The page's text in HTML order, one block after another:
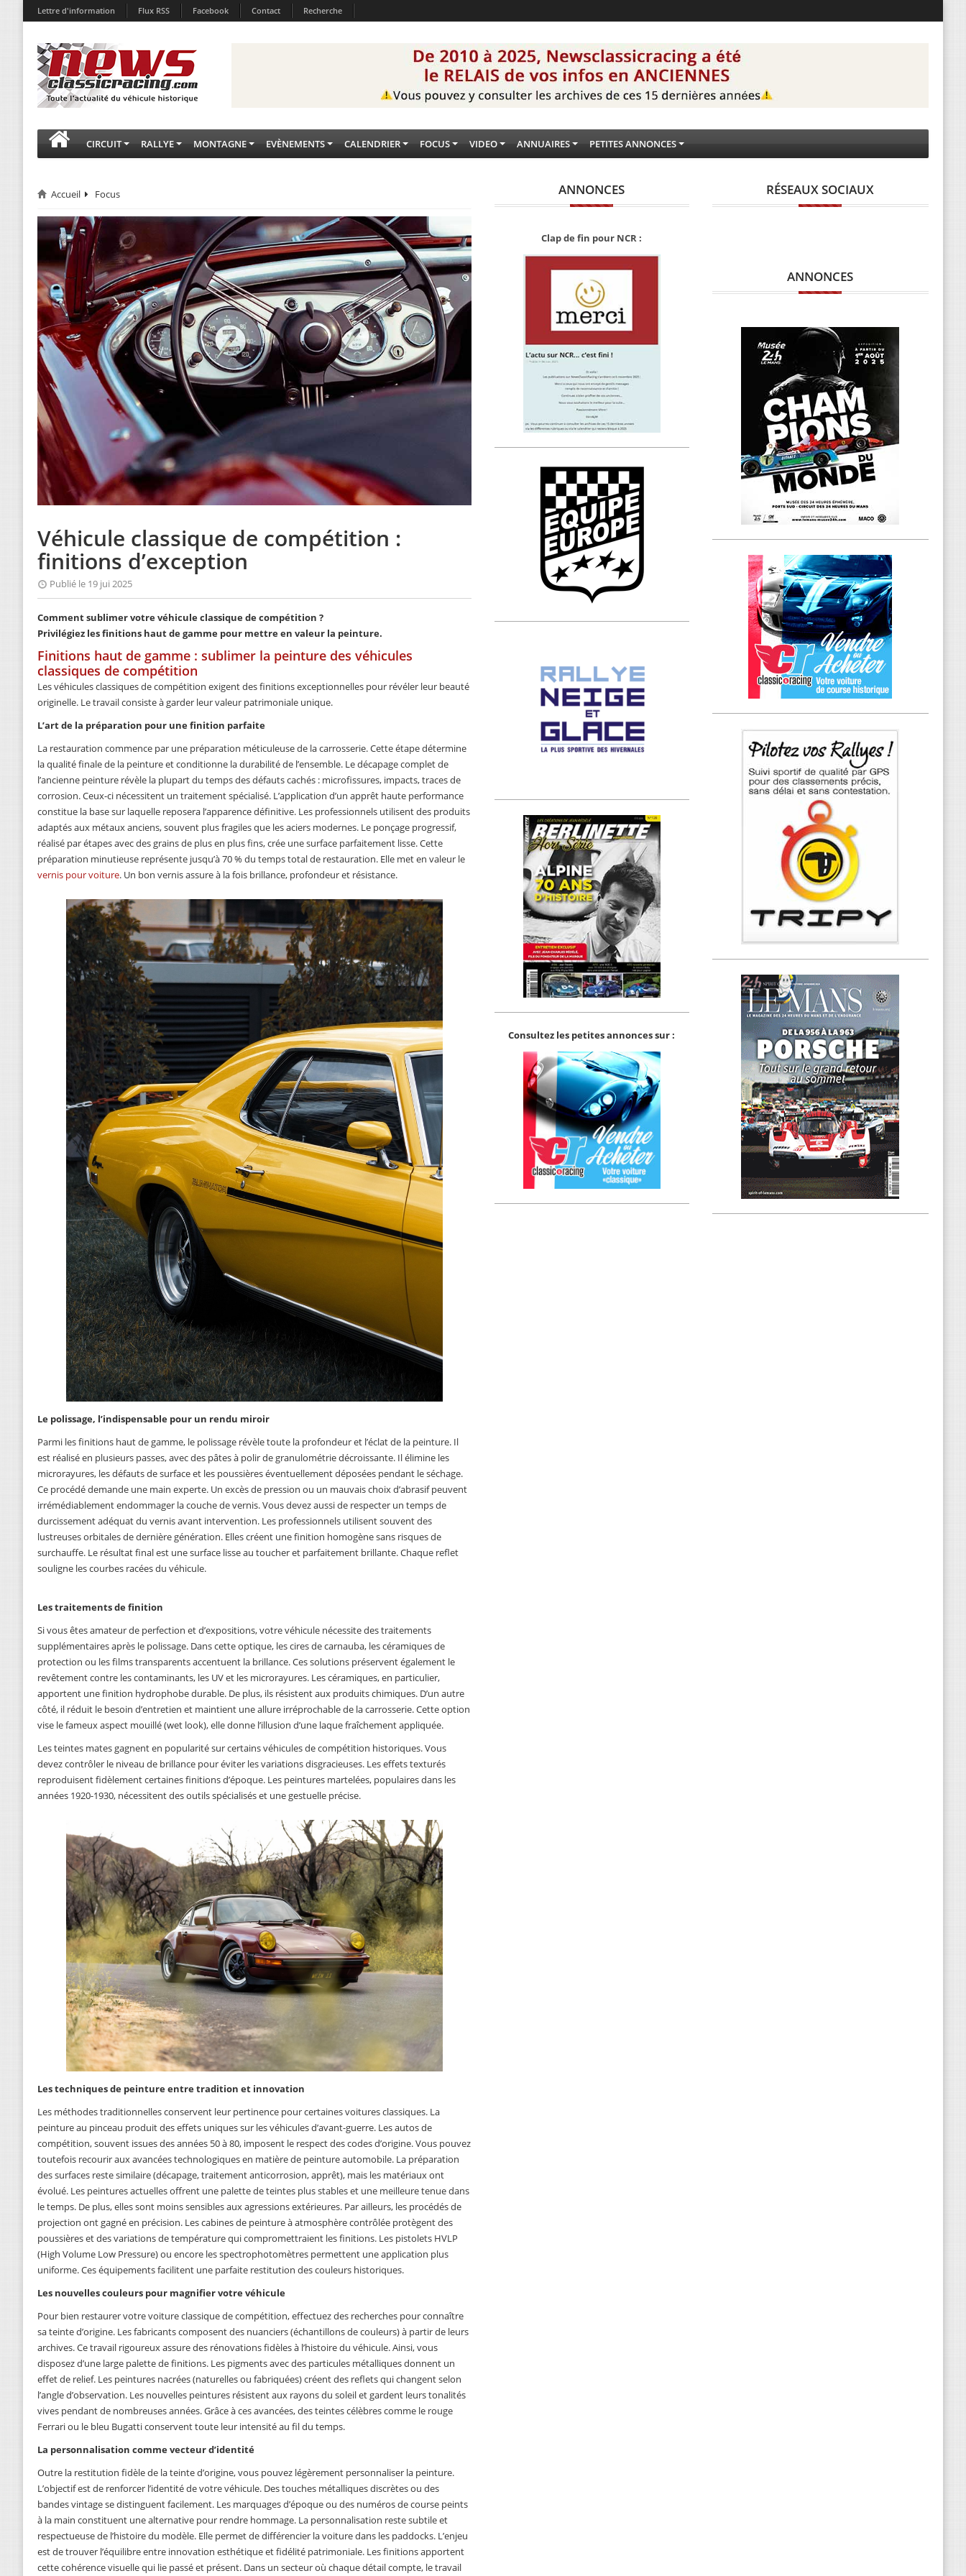
Lettre d'information Flux RSS Facebook Contact Recherche
CIRCUIT RALLYE MONTAGNE EVÈNEMENTS CALENDRIER FOCUS VIDEO ANNUAIRES PETITES ANNONCES
Accueil Focus
Véhicule classique de compétition :
finitions d’exception
Publié le 19 jui 2025
Comment sublimer votre véhicule classique de compétition ?
Privilégiez les finitions haut de gamme pour mettre en valeur la peinture.
Finitions haut de gamme : sublimer la peinture des véhicules
classiques de compétition
Les véhicules classiques de compétition exigent des finitions exceptionnelles pour révéler leur beauté
originelle. Le travail consiste à garder leur valeur patrimoniale unique.
L’art de la préparation pour une finition parfaite
La restauration commence par une préparation méticuleuse de la carrosserie. Cette étape détermine
la qualité finale de la peinture et conditionne la durabilité de l’ensemble. Le décapage complet de
l’ancienne peinture révèle la plupart du temps des défauts cachés : microfissures, impacts, traces de
corrosion. Ceux-ci nécessitent un traitement spécialisé. L’application d’un apprêt haute performance
constitue la base sur laquelle reposera l’apparence définitive. Les professionnels utilisent des produits
adaptés aux métaux anciens, souvent plus fragiles que les aciers modernes. Le ponçage progressif,
réalisé par étapes avec des grains de plus en plus fins, crée une surface parfaitement lisse. Cette
préparation minutieuse représente jusqu’à 70 % du temps total de restauration. Elle met en valeur le
vernis pour voiture. Un bon vernis assure à la fois brillance, profondeur et résistance.
Le polissage, l’indispensable pour un rendu miroir
Parmi les finitions haut de gamme, le polissage révèle toute la profondeur et l’éclat de la peinture. Il
est réalisé en plusieurs passes, avec des pâtes à polir de granulométrie décroissante. Il élimine les
microrayures, les défauts de surface et les poussières éventuellement déposées pendant le séchage.
Ce procédé demande une main experte. Un excès de pression ou un mauvais choix d’abrasif peuvent
irrémédiablement endommager la couche de vernis. Vous devez aussi de respecter un temps de
durcissement adéquat du vernis avant intervention. Les professionnels utilisent souvent des
lustreuses orbitales de dernière génération. Elles créent une finition homogène sans risques de
surchauffe. Le résultat final est une surface lisse au toucher et parfaitement brillante. Chaque reflet
souligne les courbes racées du véhicule.
Les traitements de finition
Si vous êtes amateur de perfection et d’expositions, votre véhicule nécessite des traitements
supplémentaires après le polissage. Dans cette optique, les cires de carnauba, les céramiques de
protection ou les films transparents accentuent la brillance. Ces solutions préservent également le
revêtement contre les contaminants, les UV et les microrayures. Les céramiques, en particulier,
apportent une finition hydrophobe durable. De plus, ils résistent aux produits chimiques. D’un autre
côté, il réduit le besoin d’entretien et maintient une allure irréprochable de la carrosserie. Cette option
vise le fameux aspect mouillé (wet look), elle donne l’illusion d’une laque fraîchement appliquée.
Les teintes mates gagnent en popularité sur certains véhicules de compétition historiques. Vous
devez contrôler le niveau de brillance pour éviter les variations disgracieuses. Les effets texturés
reproduisent fidèlement certaines finitions d’époque. Les peintures martelées, populaires dans les
années 1920-1930, nécessitent des outils spécialisés et une gestuelle précise.
Les techniques de peinture entre tradition et innovation
Les méthodes traditionnelles conservent leur pertinence pour certaines voitures classiques. La
peinture au pinceau produit des effets uniques sur les véhicules d’avant-guerre. Les autos de
compétition, souvent issues des années 50 à 80, imposent le respect des codes d’origine. Vous pouvez
toutefois recourir aux avancées technologiques en matière de peinture automobile. La préparation
des surfaces reste similaire (décapage, traitement anticorrosion, apprêt), mais les matériaux ont
évolué. Les peintures actuelles offrent une palette de teintes plus stables et une meilleure tenue dans
le temps. De plus, elles sont moins sensibles aux agressions extérieures. Par ailleurs, les procédés de
projection ont gagné en précision. Les cabines de peinture à atmosphère contrôlée protègent des
poussières et des variations de température qui compromettraient les finitions. Les pistolets HVLP
(High Volume Low Pressure) ou encore les spectrophotomètres permettent une application plus
uniforme. Ces équipements facilitent une parfaite restitution des couleurs historiques.
Les nouvelles couleurs pour magnifier votre véhicule
Pour bien restaurer votre voiture classique de compétition, effectuez des recherches pour connaître
sa teinte d’origine. Les fabricants composent des nuanciers (échantillons de couleurs) à partir de leurs
archives. Ce travail rigoureux assure des rénovations fidèles à l’histoire du véhicule. Ainsi, vous
disposez d’une large palette de finitions. Les pigments avec des particules métalliques donnent un
effet de relief. Les peintures nacrées (naturelles ou fabriquées) créent des reflets qui changent selon
l’angle d’observation. Les nouvelles peintures résistent aux rayons du soleil et gardent leurs tonalités
vives pendant de nombreuses années. Grâce à ces avancées, des teintes célèbres comme le rouge
Ferrari ou le bleu Bugatti conservent toute leur intensité au fil du temps.
La personnalisation comme vecteur d’identité
Outre la restitution fidèle de la teinte d’origine, vous pouvez légèrement personnaliser la peinture.
L’objectif est de renforcer l’identité de votre véhicule. Des touches métalliques discrètes ou des
bandes vintage se distinguent facilement. Les marquages d’époque ou des numéros de course peints
à la main constituent une alternative pour rendre hommage. La personnalisation reste subtile et
respectueuse de l’histoire du modèle. Elle permet de différencier la voiture dans les paddocks. L’enjeu
est de trouver l’équilibre entre innovation esthétique et fidélité patrimoniale. Les finitions apportent
cette cohérence visuelle qui lie passé et présent. Dans un secteur où chaque détail compte, le travail
ANNONCES
Clap de fin pour NCR :
Consultez les petites annonces sur :
RÉSEAUX SOCIAUX
ANNONCES